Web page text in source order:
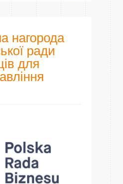
нагорода
ради
для